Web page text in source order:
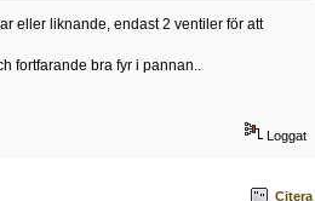
eller liknande, endast 2 ventiler för att
fortfarande bra fyr i pannan..
Loggat
Citera